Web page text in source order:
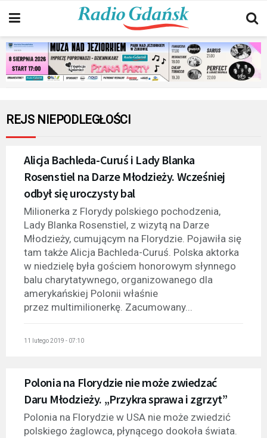
REJS NIEPODLEGŁOŚCI
Alicja Bachleda-Curuś i Lady Blanka
Rosenstiel na Darze Młodzieży. Wcześniej
odbył się uroczysty bal
Milionerka z Florydy polskiego pochodzenia,
Lady Blanka Rosenstiel, z wizytą na Darze
Młodzieży, cumującym na Florydzie. Pojawiła się
tam także Alicja Bachleda-Curuś. Polska aktorka
w niedzielę była gościem honorowym słynnego
balu charytatywnego, organizowanego dla
amerykańskiej Polonii właśnie
przez multimilionerkę. Zacumowany...
11 lutego 2019 - 07:10
Polonia na Florydzie nie może zwiedzać
Daru Młodzieży. „Przykra sprawa i zgrzyt”
Polonia na Florydzie w USA nie może zwiedzić
polskiego żaglowca, płynącego dookoła świata.